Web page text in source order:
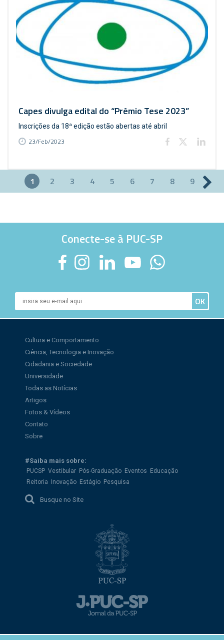
Capes divulga edital do “Prêmio Tese 2023”
Inscrições da 18ª edição estão abertas até abril
23/Feb/2023
Páginas
1 2 3 4 5 6 7 8 9
Conecte-se à PUC-SP
Cultura e Comportamento
Ciência, Tecnologia e Inovação
Cidadania e Sociedade
Universidade
Todas as Notícias
Artigos
Fotos & Vídeos
Contato
Sobre
#Saiba mais sobre:
PUCSP Vestibular Pós-Graduação Eventos
Educação
Reitoria
Inovação Estágio Pesquisa
Busque no Site